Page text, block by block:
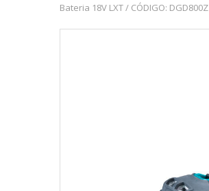
Bateria 18V LXT / CÓDIGO: DGD800Z